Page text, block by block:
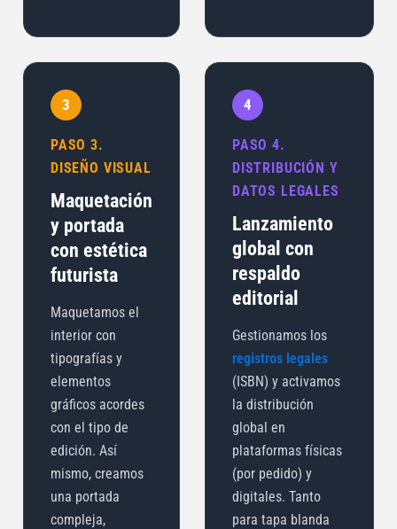
3
PASO 3.
DISEÑO VISUAL
Maquetación
y portada
con estética
futurista
Maquetamos el
interior con
tipografías y
elementos
gráficos acordes
con el tipo de
edición. Así
mismo, creamos
una portada
compleja,
4
PASO 4.
DISTRIBUCIÓN Y
DATOS LEGALES
Lanzamiento
global con
respaldo
editorial
Gestionamos los
registros legales
(ISBN) y activamos
la distribución
global en
plataformas físicas
(por pedido) y
digitales. Tanto
para tapa blanda